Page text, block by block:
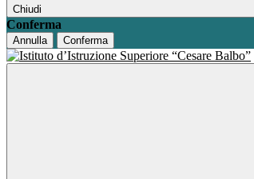
Chiudi
Conferma
Annulla Conferma